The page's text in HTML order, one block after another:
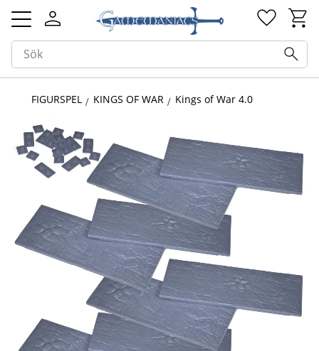
Meny
FIGURSPEL KINGS OF WAR Kings of War 4.0